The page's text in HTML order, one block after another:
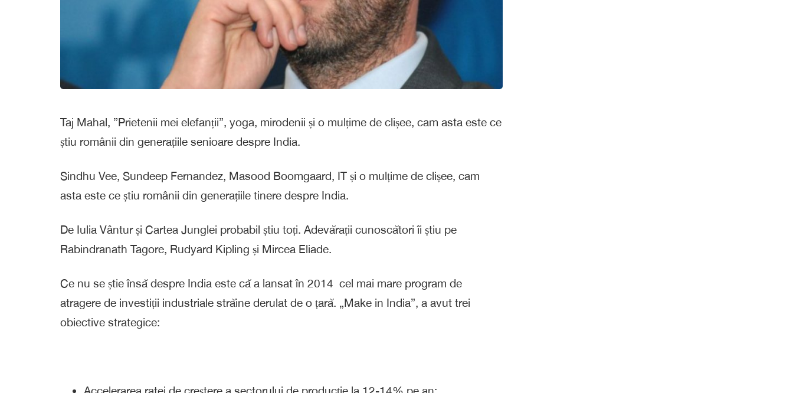
Taj Mahal, ”Prietenii mei elefanții”, yoga, mirodenii și o mulțime de clișee, cam asta este ce
știu românii din generațiile senioare despre India.
Sindhu Vee, Sundeep Fernandez, Masood Boomgaard, IT și o mulțime de clișee, cam
asta este ce știu românii din generațiile tinere despre India.
De Iulia Vântur și Cartea Junglei probabil știu toți. Adevărații cunoscători îi știu pe
Rabindranath Tagore, Rudyard Kipling și Mircea Eliade.
Ce nu se știe însă despre India este că a lansat în 2014 cel mai mare program de
atragere de investiții industriale străine derulat de o țară. „Make in India”, a avut trei
obiective strategice: